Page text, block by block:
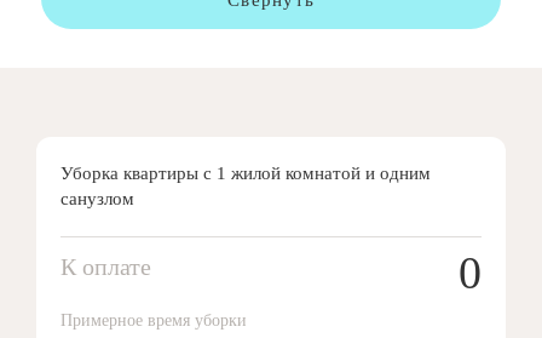
Уборка квартиры с 1 жилой комнатой и одним
санузлом
К оплате 0
Примерное время уборки